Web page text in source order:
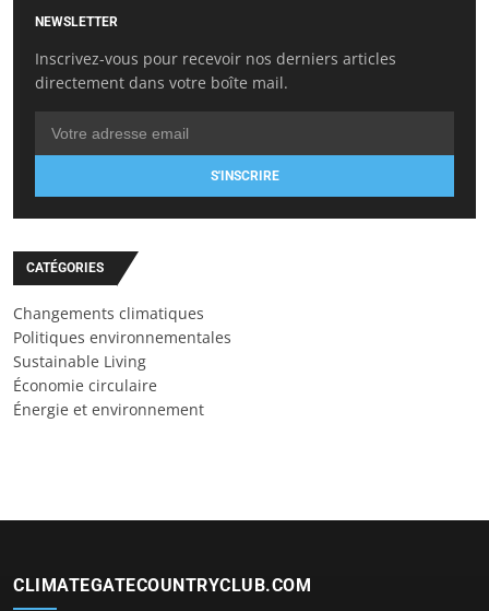
NEWSLETTER
Inscrivez-vous pour recevoir nos derniers articles
directement dans votre boîte mail.
S'INSCRIRE
CATÉGORIES
Changements climatiques
Politiques environnementales
Sustainable Living
Économie circulaire
Énergie et environnement
CLIMATEGATECOUNTRYCLUB.COM